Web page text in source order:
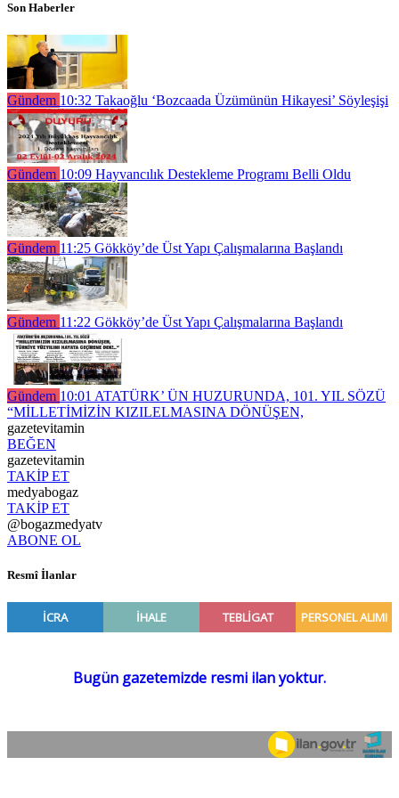
Son Haberler
Gündem 10:32 Takaoğlu ‘Bozcaada Üzümünün Hikayesi’ Söyleşişi
Gündem 10:09 Hayvancılık Destekleme Programı Belli Oldu
Gündem 11:25 Gökköy’de Üst Yapı Çalışmalarına Başlandı
Gündem 11:22 Gökköy’de Üst Yapı Çalışmalarına Başlandı
Gündem 10:01 ATATÜRK’ ÜN HUZURUNDA, 101. YIL SÖZÜ
“MİLLETİMİZİN KIZILELMASINA DÖNÜŞEN,
gazetevitamin
BEĞEN
gazetevitamin
TAKİP ET
medyabogaz
TAKİP ET
@bogazmedyatv
ABONE OL
Resmî İlanlar